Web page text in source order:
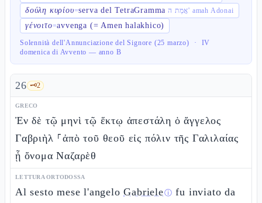
δούλη κυρίου=serva del TetraGramma אֲמַת ה' amah Adonai
γένοιτο=avvenga (= Amen halakhico)
Solennità dell'Annunciazione del Signore (25 marzo) ·
IV
domenica di Avvento — anno B
26 🗝️2
GRECO
Ἐν δὲ τῷ μηνὶ τῷ ἕκτῳ ἀπεστάλη ὁ ἄγγελος
Γαβριὴλ ⸀ἀπὸ τοῦ θεοῦ εἰς πόλιν τῆς Γαλιλαίας
ᾗ ὄνομα Ναζαρὲθ
LETTURA ORTODOSSA
Al sesto mese l'angeloGabrieleⓘ fu inviato da